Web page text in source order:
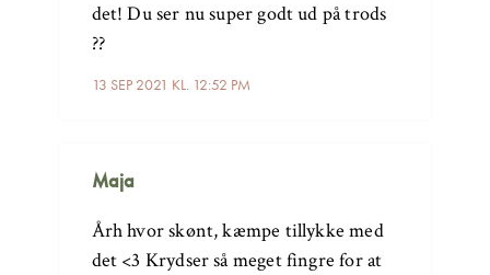
13 SEP 2021 KL. 12:52 PM
det! Du ser nu super godt ud på trods
??
Maja
Årh hvor skønt, kæmpe tillykke med
det <3 Krydser så meget fingre for at